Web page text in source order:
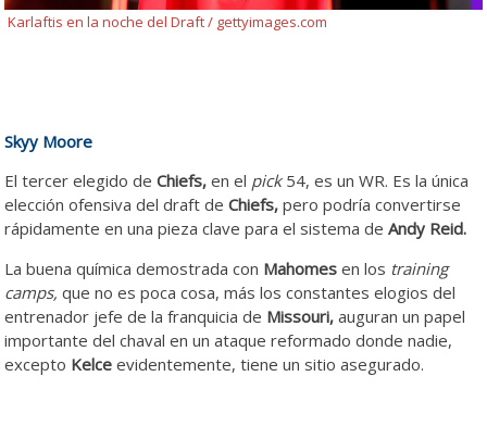
Karlaftis en la noche del Draft / gettyimages.com
Skyy Moore
El tercer elegido deChiefs, en el pick54, es un WR. Es la única
elección ofensiva del draft deChiefs, pero podría convertirse
rápidamente en una pieza clave para el sistema deAndy Reid.
La buena química demostrada con Mahomes en los training
camps, que no es poca cosa, más los constantes elogios del
entrenador jefe de la franquicia de Missouri, auguran un papel
importante del chaval en un ataque reformado donde nadie,
excepto Kelce evidentemente, tiene un sitio asegurado.